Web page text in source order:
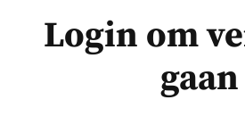
Login om
gaan